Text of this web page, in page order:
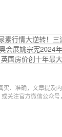
素行情大逆转！
会展姚宗宪2024
国房价创十年最
实、准确，文章提及
或关注官方微信公众